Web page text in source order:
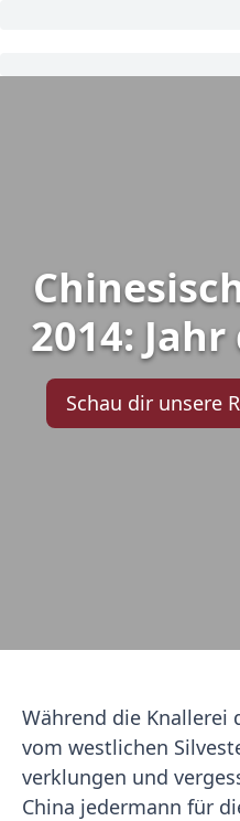
2014:
Schau dir unsere
Während die Knallerei
vom westlichen
verklungen und
China jedermann für